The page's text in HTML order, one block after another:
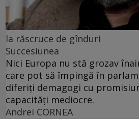
la răscruce de gînduri
Succesiunea
Nici Europa nu stă grozav
care pot să împingă în
diferiți demagogi cu
capacități mediocre.
Andrei CORNEA